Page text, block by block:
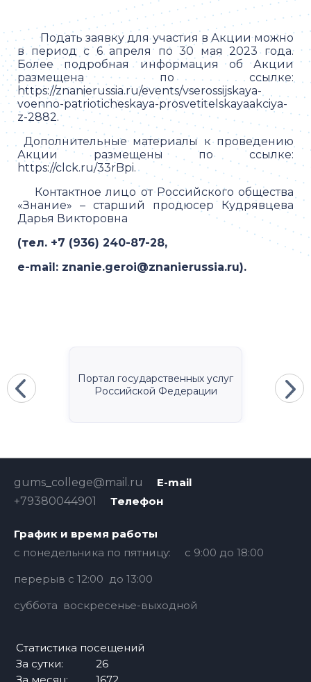
Подать заявку для участия в Акции можно
в период с 6 апреля по 30 мая 2023 года.
Более подробная информация об Акции
размещена по ссылке:
https://znanierussia.ru/events/vserossijskaya-
voenno-patrioticheskaya-prosvetitelskayaakciya-
z-2882.
Дополнительные материалы к проведению
Акции размещены по ссылке:
https://clck.ru/33rBpi.
Контактное лицо от Российского общества
«Знание» – старший продюсер Кудрявцева
Дарья Викторовна
(тел. +7 (936) 240-87-28,
e-mail: znanie.geroi@znanierussia.ru).
Портал государственных услуг
Российской Федерации
E-mail
gums_college@mail.ru
Телефон
+79380044901
График и время работы
с понедельника по пятницу: с 9:00 до 18:00
перерыв с 12:00 до 13:00
суббота воскресенье-выходной
Статистика посещений
За сутки:
26